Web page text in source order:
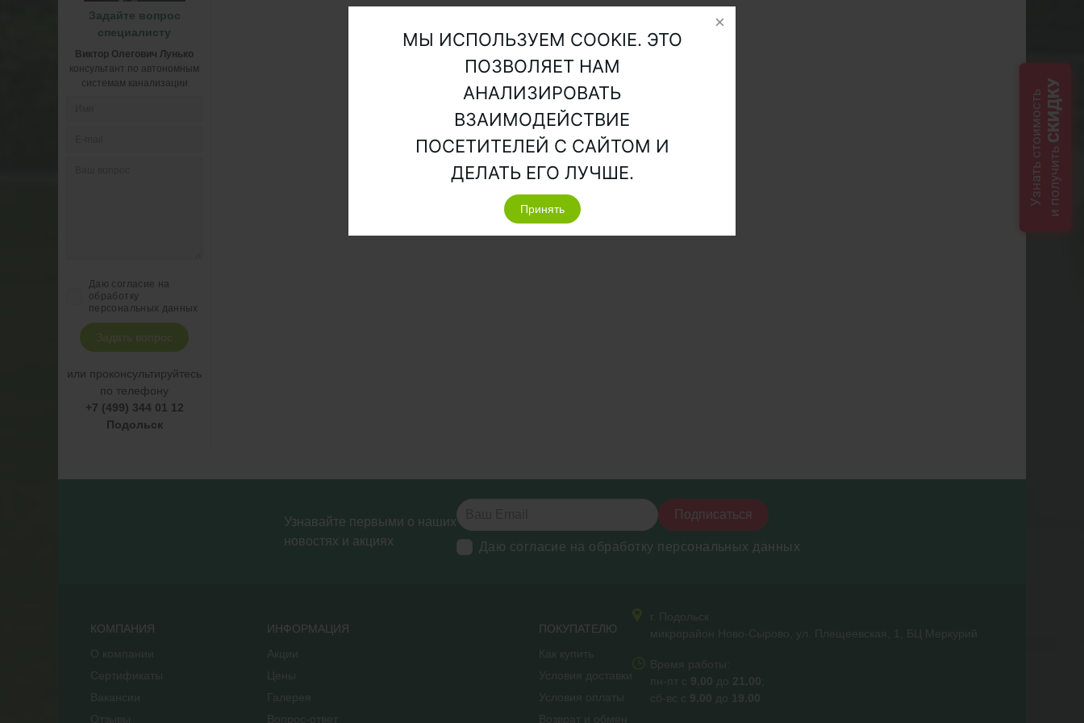
Задайте вопрос
специалисту
Виктор Олегович Лунько
консультант по автономным
системам канализации
Даю согласие на
обработку
персональных данных
Задать вопрос
или проконсультируйтесь
по телефону
+7 (499) 344 01 12
Подольск
Узнавайте первыми о наших
новостях и акциях
Подписаться
Даю согласие на обработку персональных данных
КОМПАНИЯ
ИНФОРМАЦИЯ
ПОКУПАТЕЛЮ
Узнать стоимостьи получить
СКИДКУ
МЫ ИСПОЛЬЗУЕМ COOKIE. ЭТО
ПОЗВОЛЯЕТ НАМ
АНАЛИЗИРОВАТЬ
ВЗАИМОДЕЙСТВИЕ
ПОСЕТИТЕЛЕЙ С САЙТОМ И
ДЕЛАТЬ ЕГО ЛУЧШЕ.
Принять